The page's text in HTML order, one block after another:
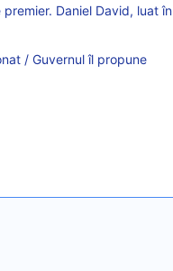
Daniel David, luat în
/ Guvernul îl propune